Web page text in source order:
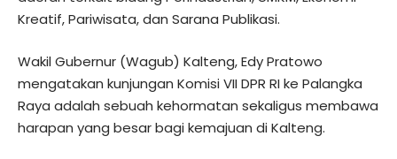
Kreatif, Pariwisata, dan Sarana Publikasi.
Wakil Gubernur (Wagub) Kalteng, Edy Pratowo
mengatakan kunjungan Komisi VII DPR RI ke Palangka
Raya adalah sebuah kehormatan sekaligus membawa
harapan yang besar bagi kemajuan di Kalteng.